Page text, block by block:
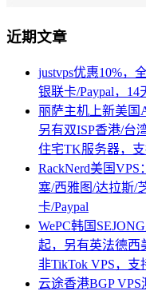
近期文章
justvps优惠10%，
银联卡/Paypal，14
丽萨主机上新美国
另有双ISP香港/台
住宅TK服务器，
RackNerd美国
塞/西雅图/达拉斯/
卡/Paypal
WePC韩国
起，另有英法德西
非TikTok VPS，支
云途香港BGP